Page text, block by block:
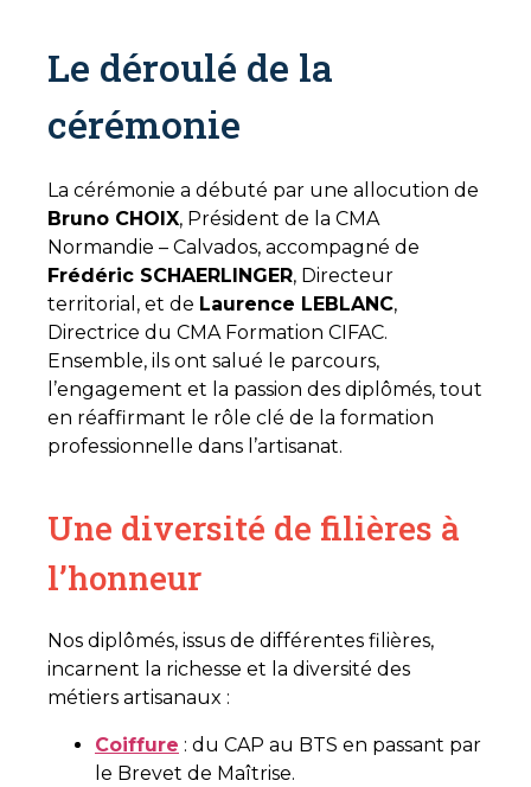
Le déroulé de la
cérémonie
La cérémonie a débuté par une allocution de
Bruno CHOIX, Président de la CMA
Normandie – Calvados, accompagné de
Frédéric SCHAERLINGER, Directeur
territorial, et de Laurence LEBLANC,
Directrice du CMA Formation CIFAC.
Ensemble, ils ont salué le parcours,
l’engagement et la passion des diplômés, tout
en réaffirmant le rôle clé de la formation
professionnelle dans l’artisanat.
Une diversité de filières à
l’honneur
Nos diplômés, issus de différentes filières,
incarnent la richesse et la diversité des
métiers artisanaux :
Coiffure : du CAP au BTS en passant par
le Brevet de Maîtrise.